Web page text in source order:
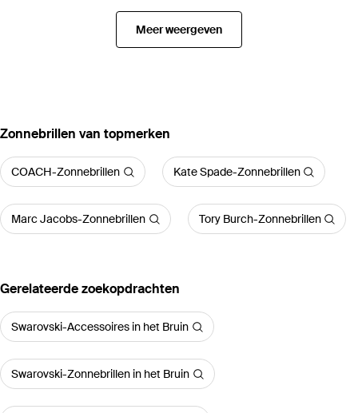
Meer weergeven
‪Zonnebrillen‬ van topmerken
COACH-Zonnebrillen Kate Spade-Zonnebrillen
Marc Jacobs-Zonnebrillen Tory Burch-Zonnebrillen
Gerelateerde zoekopdrachten
Swarovski-Accessoires in het Bruin
Swarovski-Zonnebrillen in het Bruin